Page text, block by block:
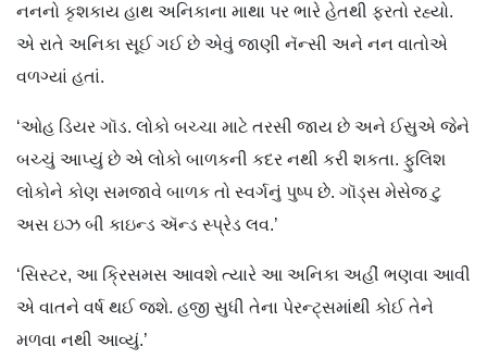
નનનો કૃશકાય હાથ અનિકાના માથા પર ભારે હેતથી ફરતો રહ્યો.
એ રાતે અનિકા સૂઈ ગઈ છે એવું જાણી નૅન્સી અને નન વાતોએ
વળગ્યાં હતાં.
‘ઓહ ડિયર ગૉડ. લોકો બચ્ચા માટે તરસી જાય છે અને ઈસુએ જેને
બચ્ચું આપ્યું છે એ લોકો બાળકની કદર નથી કરી શકતા. ફુલિશ
લોકોને કોણ સમજાવે બાળક તો સ્વર્ગનું પુષ્પ છે. ગૉડ્સ મેસેજ ટુ
અસ ઇઝ બી કાઇન્ડ ઍન્ડ સ્પ્રેડ લવ.’
‘સિસ્ટર, આ ક્રિસમસ આવશે ત્યારે આ અનિકા અહીં ભણવા આવી
એ વાતને વર્ષ થઈ જશે. હજી સુધી તેના પેરન્ટ્સમાંથી કોઈ તેને
મળવા નથી આવ્યું.’